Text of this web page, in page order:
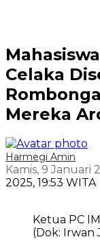
Celaka
Mereka
Harmegi Amin
Kamis, 9 Januari
2025, 19:53 WITA
Ketua PC
(Dok: Irwan